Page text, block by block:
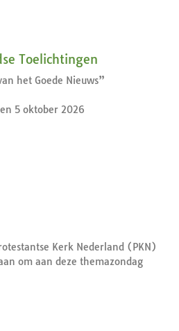
Toelichtingen
het Goede Nieuws”
5 oktober 2026
Kerk Nederland (PKN)
om aan deze themazondag